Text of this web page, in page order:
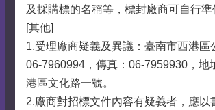
及採購標的名稱等，標封廠商可自行準
[其他]
1.受理廠商疑義及異議：臺南市西港區
06-7960994，傳真：06-7959930，地
港區文化路一號。
2.廠商對招標文件內容有疑義者，應以